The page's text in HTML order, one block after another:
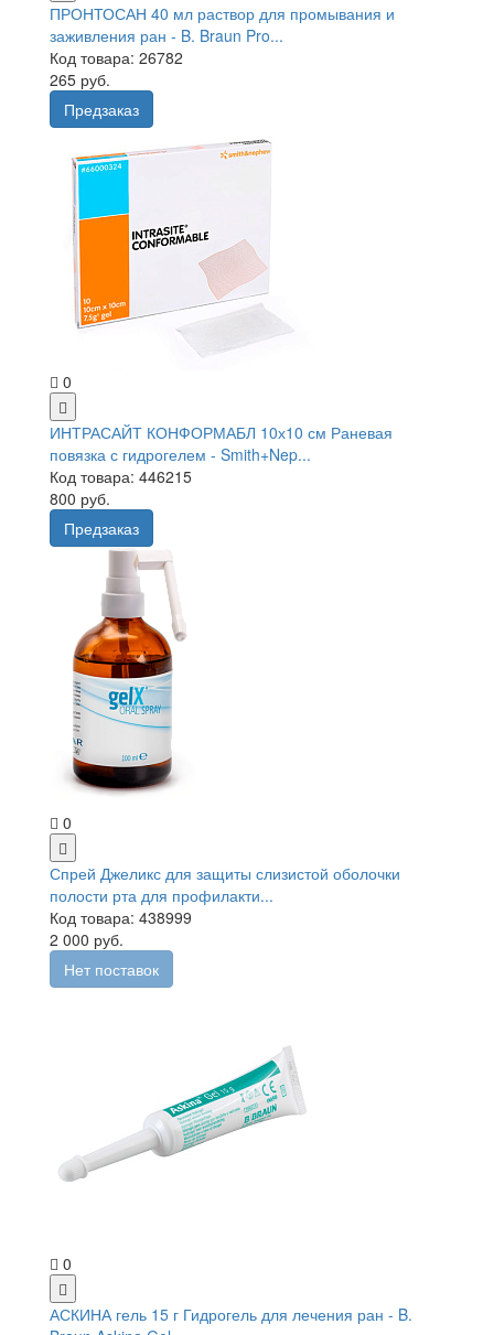
ПРОНТОСАН 40 мл раствор для промывания и
заживления ран - B. Braun Pro...
Код товара: 26782
265 руб.
Предзаказ
0
ИНТРАСАЙТ КОНФОРМАБЛ 10х10 см Раневая
повязка с гидрогелем - Smith+Nep...
Код товара: 446215
800 руб.
Предзаказ
0
Спрей Джеликс для защиты слизистой оболочки
полости рта для профилакти...
Код товара: 438999
2 000 руб.
Нет поставок
0
АСКИНА гель 15 г Гидрогель для лечения ран - B.